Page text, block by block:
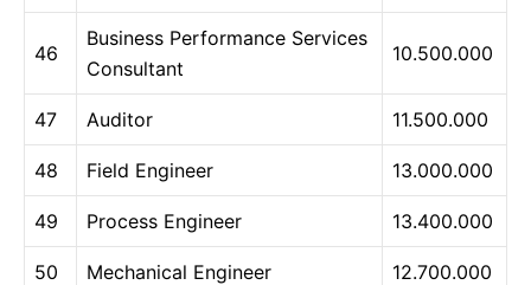
46
Business Performance Services
Consultant
10.500.000
47 Auditor 11.500.000
48 Field Engineer 13.000.000
49 Process Engineer 13.400.000
50 Mechanical Engineer 12.700.000